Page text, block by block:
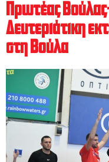
Πρωτέας
Δευτεριάτικη
στη Βούλα